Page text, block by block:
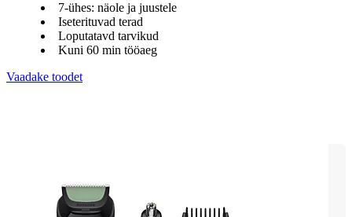
7-ühes: näole ja juustele
Iseterituvad terad
Loputatavd tarvikud
Kuni 60 min tööaeg
Vaadake toodet